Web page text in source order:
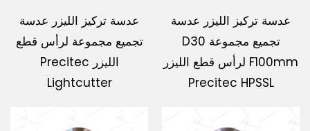
عدسة تركيز الليزر عدسة
تجميع مجموعة D30
F100mm لرأس قطع الليزر
Precitec HPSSL
عدسة تركيز الليزر عدسة
تجميع مجموعة لرأس قطع
الليزر Precitec
Lightcutter